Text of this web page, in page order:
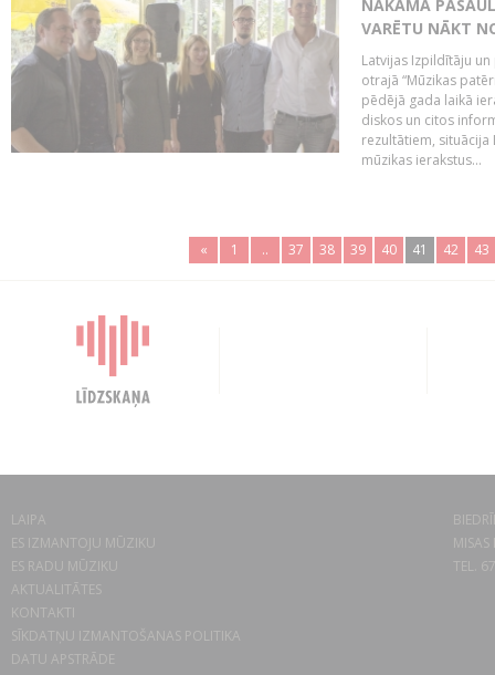
NĀKAMĀ
VARĒTU NĀKT
Latvijas Izpildītāju
otrajā “Mūzikas
pēdējā gada laikā
diskos un citos
rezultātiem, situācija
mūzikas ierakstus...
« 1 .. 37 38 39 40 41 42 43
LAIPA
ES IZMANTOJU MŪZIKU
ES RADU MŪZIKU
AKTUALITĀTES
KONTAKTI
SĪKDATŅU IZMANTOŠANAS POLITIKA
DATU APSTRĀDE
TEL.